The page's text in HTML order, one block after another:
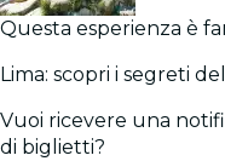
Questa esperienza è
Lima: scopri i segreti
Vuoi ricevere una
di biglietti?